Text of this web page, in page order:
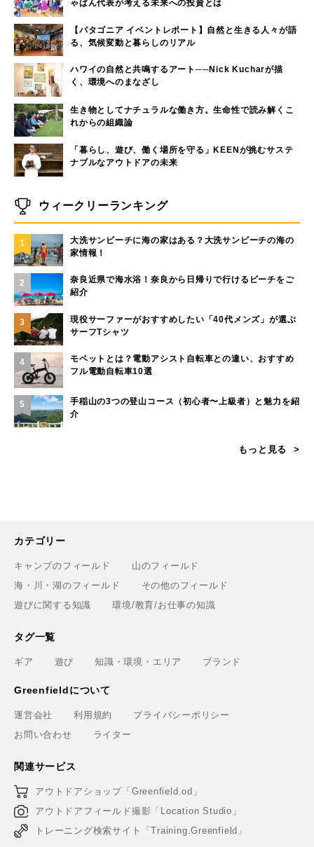
ゃぱん代表が考える未来への投資とは
【パタゴニア イベントレポート】自然と生きる人々が語
る、気候変動と暮らしのリアル
ハワイの自然と共鳴するアート──Nick Kucharが描
く、環境へのまなざし
生き物としてナチュラルな働き方。生命性で読み解くこ
れからの組織論
「暮らし、遊び、働く場所を守る」KEENが挑むサステ
ナブルなアウトドアの未来
ウィークリーランキング
1
大洗サンビーチに海の家はある？大洗サンビーチの海の
家情報！
2
奈良近県で海水浴！奈良から日帰りで行けるビーチをご
紹介
3
現役サーファーがおすすめしたい「40代メンズ」が選ぶ
サーフTシャツ
4
モペットとは？電動アシスト自転車との違い、おすすめ
フル電動自転車10選
5
手稲山の3つの登山コース（初心者〜上級者）と魅力を紹
介
もっと見る
カテゴリー
キャンプのフィールド
山のフィールド
海・川・湖のフィールド
その他のフィールド
遊びに関する知識
環境/教育/お仕事の知識
タグ一覧
ギア 遊び 知識・環境・エリア ブランド
Greenfieldについて
運営会社 利用規約
プライバシーポリシー
お問い合わせ
ライター
関連サービス
アウトドアショップ「Greenfield.od」
アウトドアフィールド撮影「Location Studio」
トレーニング検索サイト「Training.Greenfield」